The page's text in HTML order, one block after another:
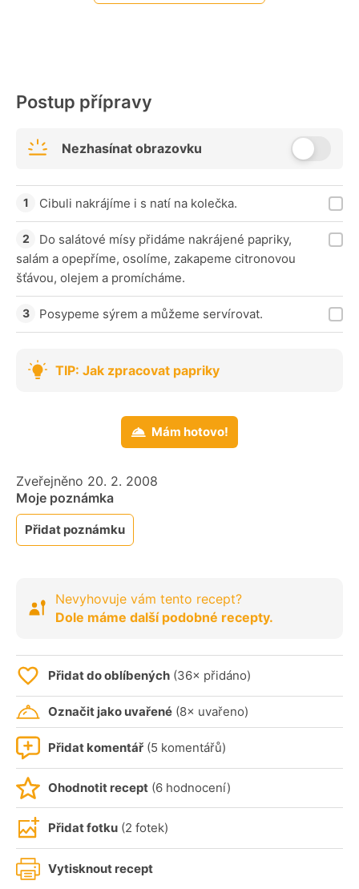
Postup přípravy
Nezhasínat obrazovku
Cibuli nakrájíme i s natí na kolečka.
Do salátové mísy přidáme nakrájené papriky,
salám a opepříme, osolíme, zakapeme citronovou
šťávou, olejem a promícháme.
Posypeme sýrem a můžeme servírovat.
TIP: Jak zpracovat papriky
Mám hotovo!
Zveřejněno 20. 2. 2008
Moje poznámka
Přidat poznámku
Nevyhovuje vám tento recept?
Dole máme další podobné recepty.
Přidat do oblíbených (36× přidáno)
Označit jako uvařené (8× uvařeno)
Přidat komentář (5 komentářů)
Ohodnotit recept (6 hodnocení)
Přidat fotku (2 fotek)
Vytisknout recept